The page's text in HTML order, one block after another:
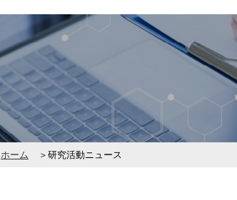
ホーム 研究活動ニュース